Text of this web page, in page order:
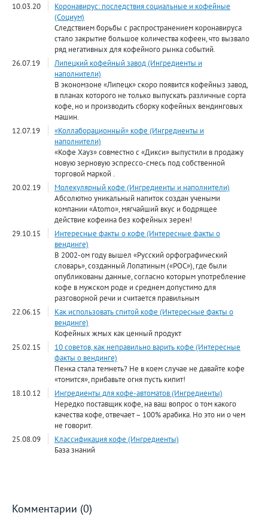
10.03.20
Коронавирус: последствия социальные и кофейные
(Социум)
Следствием борьбы с распространением коронавируса
стало закрытие большое количества кофеен, что вызвало
ряд негативных для кофейного рынка событий.
26.07.19
Липецкий кофейный завод (Ингредиенты и
наполнители)
В экономзоне «Липецк» скоро появится кофейныз завод,
в планах которого не только выпускать различные сорта
кофе, но и производить сборку кофейных вендинговых
машин.
12.07.19
«Коллаборационный» кофе (Ингредиенты и
наполнители)
«Кофе Хауз» совместно с «Дикси» выпустили в продажу
новую зерновую эспрессо-смесь под собственной
торговой маркой .
20.02.19
Молекулярный кофе (Ингредиенты и наполнители)
Абсолютно уникальный напиток создан учеными
компании «Atomo», мягчайший вкус и бодрящее
действие кофеина без кофейных зерен!
29.10.15
Интересные факты о кофе (Интересные факты о
вендинге)
В 2002-ом году вышел «Русский орфографический
словарь», созданный Лопатиным («РОС»), где были
опубликованы данные, согласно которым употребление
кофе в мужском роде и среднем допустимо для
разговорной речи и считается правильным
22.06.15
Как использовать спитой кофе (Интересные факты о
вендинге)
Кофейных жмых как ценный продукт
25.02.15
10 советов, как неправильно варить кофе (Интересные
факты о вендинге)
Пенка стала темнеть? Не в коем случае не давайте кофе
«томится», прибавьте огня пусть кипит!
18.10.12
Ингредиенты для кофе-автоматов (Ингредиенты)
Нередко поставщик кофе, на ваш вопрос о том какого
качества кофе, отвечает – 100% арабика. Но это ни о чем
не говорит.
25.08.09
Классификация кофе (Ингредиенты)
База знаний
Комментарии (0)